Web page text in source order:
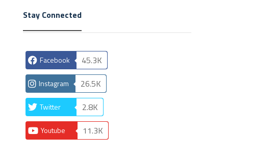
Stay Connected
Facebook 45.3K
Instagram 26.5K
Twitter 2.8K
Youtube 11.3K